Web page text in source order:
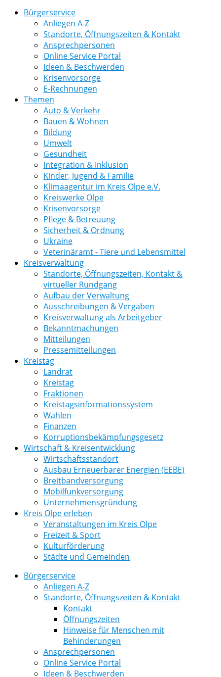
Bürgerservice
Anliegen A-Z
Standorte, Öffnungszeiten & Kontakt
Ansprechpersonen
Online Service Portal
Ideen & Beschwerden
Krisenvorsorge
E-Rechnungen
Themen
Auto & Verkehr
Bauen & Wohnen
Bildung
Umwelt
Gesundheit
Integration & Inklusion
Kinder, Jugend & Familie
Klimaagentur im Kreis Olpe e.V.
Kreiswerke Olpe
Krisenvorsorge
Pflege & Betreuung
Sicherheit & Ordnung
Ukraine
Veterinäramt - Tiere und Lebensmittel
Kreisverwaltung
Standorte, Öffnungszeiten, Kontakt &
virtueller Rundgang
Aufbau der Verwaltung
Ausschreibungen & Vergaben
Kreisverwaltung als Arbeitgeber
Bekanntmachungen
Mitteilungen
Pressemitteilungen
Kreistag
Landrat
Kreistag
Fraktionen
Kreistagsinformationssystem
Wahlen
Finanzen
Korruptionsbekämpfungsgesetz
Wirtschaft & Kreisentwicklung
Wirtschaftsstandort
Ausbau Erneuerbarer Energien (EEBE)
Breitbandversorgung
Mobilfunkversorgung
Unternehmensgründung
Kreis Olpe erleben
Veranstaltungen im Kreis Olpe
Freizeit & Sport
Kulturförderung
Städte und Gemeinden
Bürgerservice
Anliegen A-Z
Standorte, Öffnungszeiten & Kontakt
Kontakt
Öffnungszeiten
Hinweise für Menschen mit
Behinderungen
Ansprechpersonen
Online Service Portal
Ideen & Beschwerden